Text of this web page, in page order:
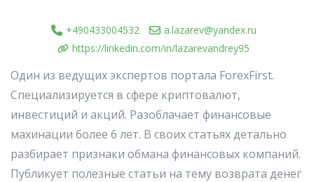
+490433004532
a.lazarev@yandex.ru
https://linkedin.com/in/lazarevandrey95
Один из ведущих экспертов портала ForexFirst.
Специализируется в сфере криптовалют,
инвестиций и акций. Разоблачает финансовые
махинации более 6 лет. В своих статьях детально
разбирает признаки обмана финансовых компаний.
Публикует полезные статьи на тему возврата денег